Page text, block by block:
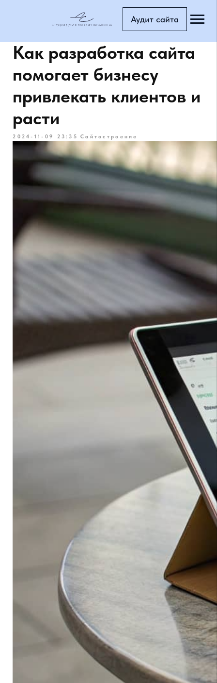
Аудит сайта
Главная
Блог
Услуги
Как разработка сайта
помогает бизнесу
привлекать клиентов и
2024-11-09 23:35 Сайтостроение
В современном мире для бизнеса
просто онлайн-визиткой, а полноценным
инструментом для увеличения клиентской базы и
роста продаж. Но каким должен быть сайт, чтобы
он эффективно выполнял эти функции? В основе
успешного сайта лежат три ключевых элемента:
структура, дизайн и функционал. Эти компоненты
помогают бизнесу создавать положительный